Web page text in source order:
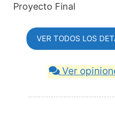
Proyecto Final
VER TODOS LOS
Ver